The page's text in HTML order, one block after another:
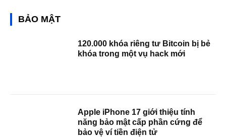
BẢO MẬT
120.000 khóa riêng tư Bitcoin bị bẻ
khóa trong một vụ hack mới
Apple iPhone 17 giới thiệu tính
năng bảo mật cấp phần cứng để
bảo vệ ví tiền điện tử